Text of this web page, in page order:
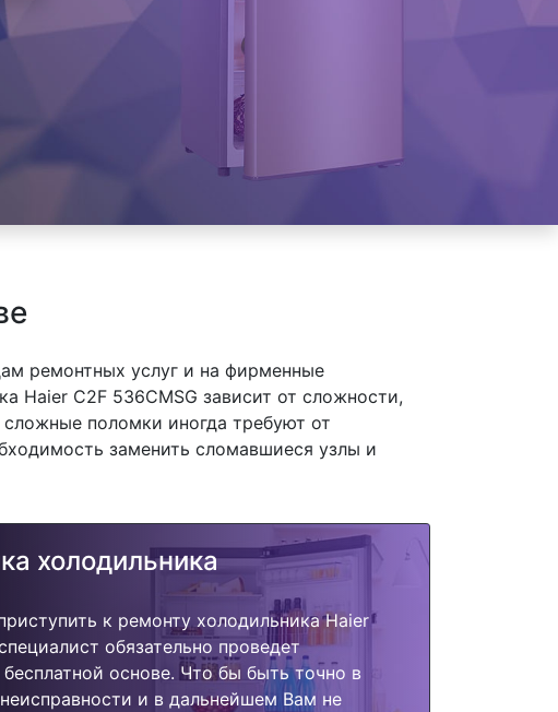
ремонтных услуг и на фирменные
Haier C2F 536CMSG зависит от сложности,
поломки иногда требуют от
заменить сломавшиеся узлы и
холодильника
к ремонту холодильника Haier
обязательно проведет
бесплатной основе. Что бы быть точно в
и в дальнейшем Вам не